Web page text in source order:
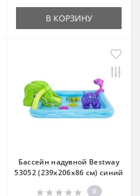
В КОРЗИНУ
Бассейн надувной Bestway
53052 (239х206х86 см) синий
0